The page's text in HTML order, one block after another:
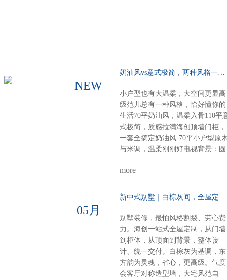
NEW
小户型也有大温柔，大空间更显高
级范儿总有一种风格，恰好懂你的
生活70平奶油风，温柔入骨110平
式极简，质感拉满海创顶墙门柜，
一套全搞定奶油风·70平小户型原
与米调，温柔刚刚好电视背景：圆
虽小却全，定制柜配套温馨精致整
适感意式极简·110平大户型高级不
计，干净利落沙发背景：奢石点
缀，一眼高级餐厅定制柜：泰国进
口索纳彩系列，质感出众卧室：墙
柜一体化，统一又高级厨房阳台顶
部：博格铝蜂窝大板，内嵌磁吸轨
道与灯具，简约时尚一站式整装，
more +
05月
别墅装修，最怕风格割裂、劳心费
力。海创一站式全屋定制，从门墙
到柜体，从顶面到背景，整体设
计、统一交付。白棕灰为基调，东
方韵为灵魂，省心，更高级。气度
会客厅对称造型墙，大宅风范自